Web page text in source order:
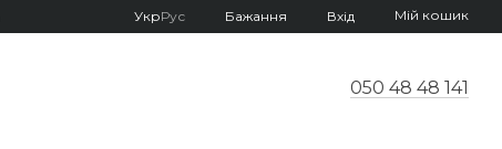
УкрРус Бажання Вхід Мій кошик
050 48 48 141